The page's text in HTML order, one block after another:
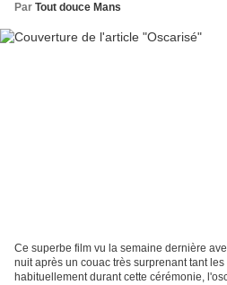
Par Tout douce Mans
Ce superbe film vu la semaine dernière
nuit après un couac très surprenant tant
habituellement durant cette cérémonie,